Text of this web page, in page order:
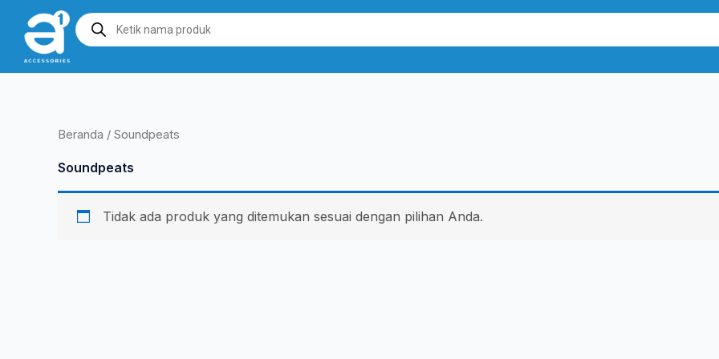
konten
Products
search
Beranda / Soundpeats
Soundpeats
Tidak ada produk yang ditemukan sesuai dengan pilihan Anda.